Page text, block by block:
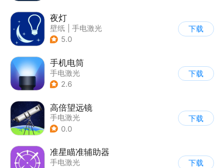
夜灯
壁纸
手电激光
5.0
下载
手机电筒
手电激光
2.6
下载
高倍望远镜
手电激光
0.0
下载
准星瞄准辅助器
手电激光
下载